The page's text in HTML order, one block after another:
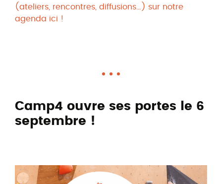
(ateliers, rencontres, diffusions…) sur notre
agenda ici !
Camp4 ouvre ses portes le 6
septembre !